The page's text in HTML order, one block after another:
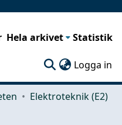
Hela arkivet Statistik
Logga in
Elektroteknik (E2)